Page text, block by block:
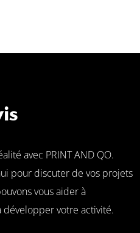
avec PRINT AND QO.
pour discuter de vos projets
vous aider à
développer votre activité.